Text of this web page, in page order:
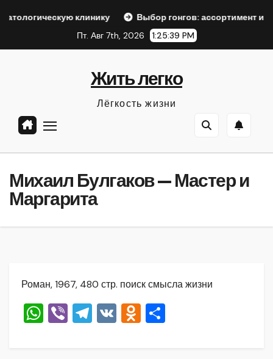
клинику
Выбор гонгов: ассортимент и
Пт. Авг 7th, 2026
1:25:40 PM
Жить легко
Лёгкость жизни
Михаил Булгаков — Мастер и
Маргарита
Роман, 1967, 480 стр. поиск смысла жизни
W Vi T V O